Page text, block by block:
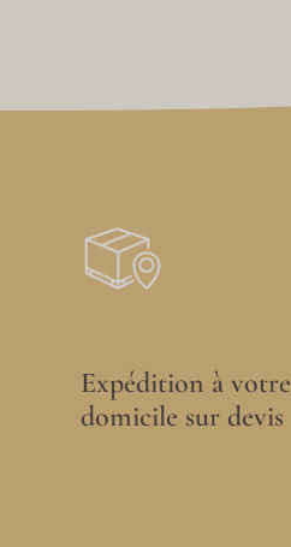
Expédition à votre
domicile sur devis